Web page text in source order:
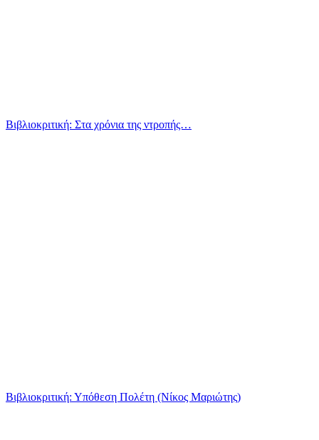
Βιβλιοκριτική: Στα χρόνια της ντροπής…
Βιβλιοκριτική: Υπόθεση Πολέτη (Νίκος Μαριώτης)